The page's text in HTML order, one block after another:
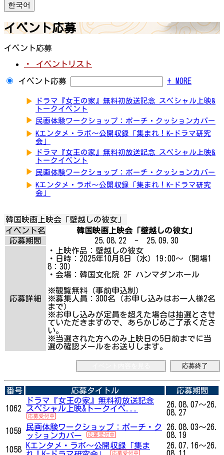
한국어
イベント応募
イベント応募
・ イベントリスト
イベント応募 + MORE
▶
ドラマ『女王の家』無料初放送記念 スペシャル上映&
トークイベント
▶ 民画体験ワークショップ：ポーチ・クッションカバー
▶ Kエンタメ・ラボ～公開収録「集まれ！K-ドラマ研究
会」
▶
ドラマ『女王の家』無料初放送記念 スペシャル上映&
トークイベント
▶ 民画体験ワークショップ：ポーチ・クッションカバー
▶ Kエンタメ・ラボ～公開収録「集まれ！K-ドラマ研究
会」
韓国映画上映会「壁越しの彼女」
イベント名
韓国映画上映会「壁越しの彼女」
応募期間
25.08.22 - 25.09.30
応募詳細
・上映作品：壁越しの彼女
・日時：2025年10月8日（水）19:00～（開場1
8：30）
・会場：韓国文化院 2F ハンマダンホール
※観覧無料（事前申込制）
※募集人員：300名（お申し込みはお一人様2名
まで）
※お申し込みが定員を超えた場合は抽選とさせ
ていただきますので、あらかじめご了承くださ
い。
※当選された方へのみ上映日の5日前までに当
選の確認メールをお送りします。
応募終了
番号 応募タイトル 応募期間
1062
ドラマ『女王の家』無料初放送記念
スペシャル上映&トークイベ...
26.08.07～26.
08.27
1059
民画体験ワークショップ：ポーチ・ク
ッションカバー
26.08.03～26.
08.19
1058
Kエンタメ・ラボ～公開収録「集ま
26.07.16～26.